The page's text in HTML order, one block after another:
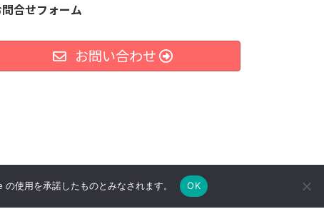
問合せフォーム
お問い合わせ
使用を承諾したものとみなされます。 OK